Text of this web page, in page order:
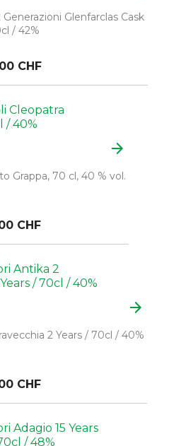
Generazioni Glenfarclas Cask
/ 42%
CHF
arrow_forward
Grappa, 70 cl, 40 % vol.
CHF
arrow_forward
2 Years / 70cl / 40%
CHF